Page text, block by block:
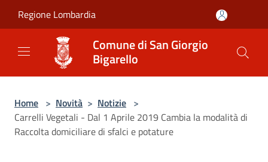
Regione Lombardia
Comune di San Giorgio
Bigarello
Home > Novità > Notizie >
Carrelli Vegetali - Dal 1 Aprile 2019 Cambia la modalità di
Raccolta domiciliare di sfalci e potature